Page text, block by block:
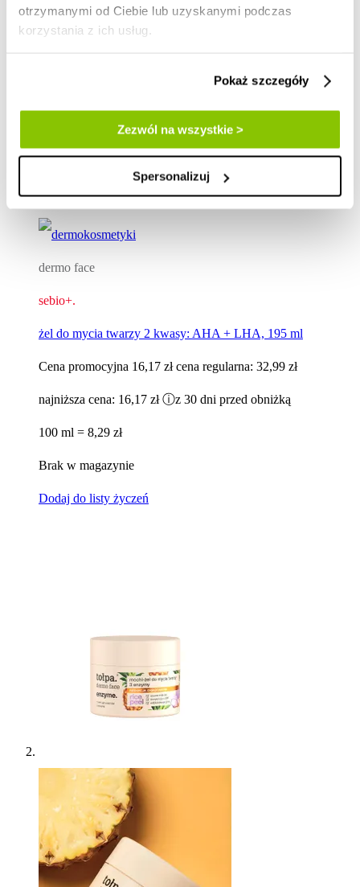
otrzymanymi od Ciebie lub uzyskanymi podczas
korzystania z ich usług.
Pokaż szczegóły
Zezwól na wszystkie >
Spersonalizuj
Bestseller
dermo face
sebio+.
żel do mycia twarzy 2 kwasy: AHA + LHA, 195 ml
Cena promocyjna 16,17 zł cena regularna: 32,99 zł
najniższa cena: 16,17 zł ⓘz 30 dni przed obniżką
100 ml = 8,29 zł
Brak w magazynie
Dodaj do listy życzeń